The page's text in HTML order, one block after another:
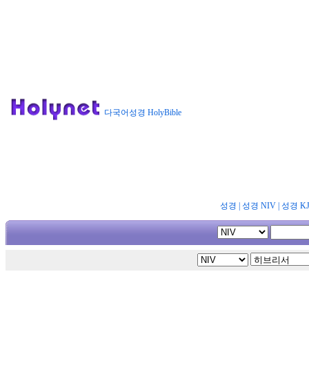
다국어성경 HolyBible
성경 성경 NIV| 성경